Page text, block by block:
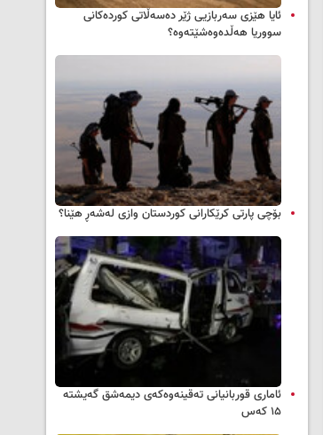
ئایا هێزی سەربازیی ژێر دەسەڵاتی کوردەکانی
سووریا هەڵدەوەشێتەوە؟
بۆچی پارتی کرێکارانی کوردستان وازی لەشەڕ هێنا؟
ئاماری قوربانیانی تەقینەوەکەی دیمەشق گەیشتە
۱۵ کەس